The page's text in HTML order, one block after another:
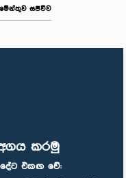
කරමු
එකඟ වේ:
සජීවීව